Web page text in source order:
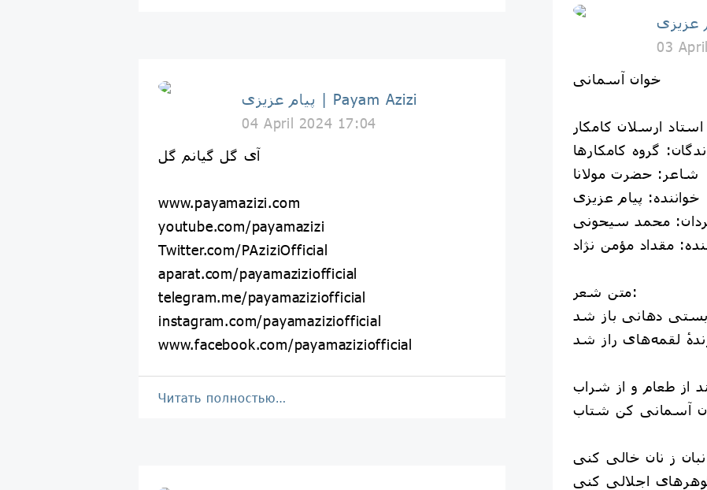
پیام عزیزی | Payam Azizi
04 April 2024 17:04
آی گل گیانم گل
www.payamazizi.com
youtube.com/payamazizi
Twitter.com/PAziziOfficial
aparat.com/payamaziziofficial
telegram.me/payamaziziofficial
instagram.com/payamaziziofficial
www.facebook.com/payamaziziofficial
Читать полностью…
03
خوان آسمانی
ارسلان کامکار
گروه کامکارها
شاعر: حضرت مولانا
خواننده: پیام عزیزی
محمد سیحونی
مقداد مؤمن نژاد
متن شعر:
دهان‍ی باز ش‍د
لق‍مه‌های راز ش‍د
از طعام و از شراب
آسمانی ک‍ن شتاب
ز نان خالی کن‍ی
اج‍لالی کن‍ی